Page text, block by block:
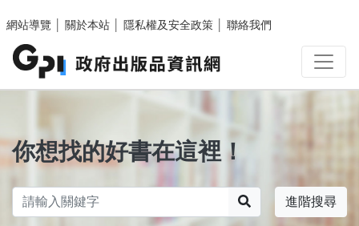
網站導覽
關於本站 隱私權及安全政策 聯絡我們
你想找的好書在這裡！
進階搜尋